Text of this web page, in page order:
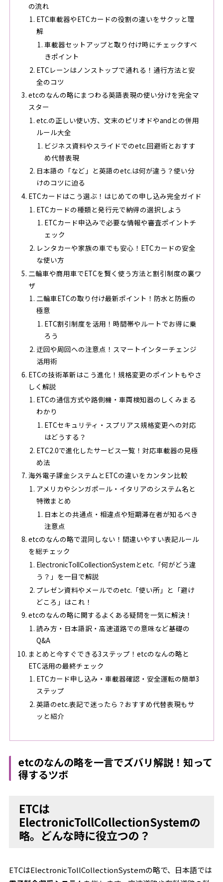
の流れ
ETC車載器やETCカードの役割の違いをサクッと理
解
車載器セットアップと取り付け時にチェックすべ
きポイント
ETCレーンはノンストップで通れる！通行方法と安
全のコツ
etcのなんの略にまつわる英語表現の使い分けを完全マ
スター
etc.の正しい使い方、文末のピリオドやandとの併用
ルール大全
ビジネス資料やスライドでのetc.回避術とおすす
め代替表現
日本語の「など」と英語のetc.は何が違う？使い分
けのコツに迫る
ETCカードはこう選ぶ！はじめての申し込み完全ガイド
ETCカードの種類と発行元で納得の選択しよう
ETCカード申込みで必要な情報や審査ポイントチ
ェック
レンタカーや家族の車でも安心！ETCカードの安全
な使い方
二輪車や商用車でETCを賢く使う方法と割引制度の裏ワ
ザ
二輪車ETCの取り付け最新ポイント！防水と防振の
極意
ETC割引制度を活用！時間帯やルートでお得に乗
ろう
迂回や周回への注意点！スマートインターチェンジ
活用術
ETCの技術革新はこう進化！規格変更のポイントもやさ
しく解説
ETCの通信方式や路側機・車両検知器のしくみまる
わかり
ETCセキュリティ・スプリアス規格変更への対応
はどうする？
ETC2.0で進化したサービス一覧！対応車載器の見極
め法
海外電子課金システムとETCの違いをカンタン比較
アメリカやシンガポール・イタリアのシステム名と
特徴まとめ
日本との共通点・相違点や短期滞在者が知るべき
注意点
etcのなんの略で混同しない！間違いやすい表記ルール
を総チェック
ElectronicTollCollectionSystemとetc.「何がどう違
う？」を一目で解説
プレゼン資料やメールでのetc.「使い所」と「避け
どころ」はこれ！
etcのなんの略に関するよくある疑問を一気に解決！
読み方・日本語訳・高速道路での意味など基礎の
Q&A
まとめと今すぐできる3ステップ！etcのなんの略と
ETC活用の最終チェック
ETCカード申し込み・車載器確認・安全運転の簡単3
ステップ
英語のetc.表記で迷ったら？おすすめ代替表現もサ
ッと紹介
etcのなんの略を一言でズバリ解説！知って
得するツボ
ETCは
ElectronicTollCollectionSystemの
略。どんな時に役立つの？
ETCはElectronicTollCollectionSystemの略で、日本語では